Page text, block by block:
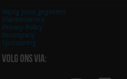
Wijzig jouw gegevens
Klantenservice
Privacy Policy
Incompany
Sponsoring
Volg ons via: